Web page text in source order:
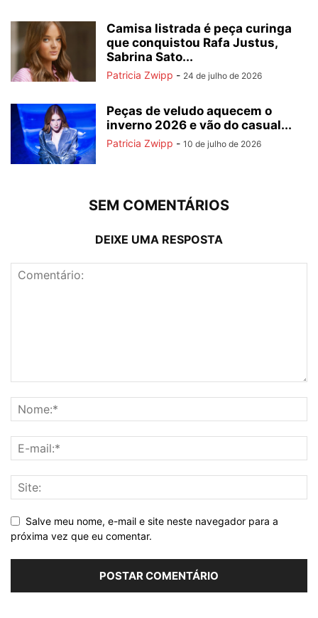
Camisa listrada é peça curinga
que conquistou Rafa Justus,
Sabrina Sato...
Patricia Zwipp - 24 de julho de 2026
Peças de veludo aquecem o
inverno 2026 e vão do casual...
Patricia Zwipp - 10 de julho de 2026
SEM COMENTÁRIOS
DEIXE UMA RESPOSTA
Salve meu nome, e-mail e site neste navegador para a
próxima vez que eu comentar.